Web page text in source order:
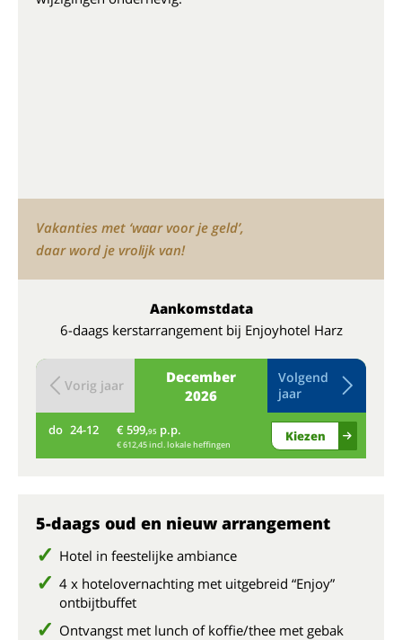
Vakanties met ‘waar voor je geld’,
daar word je vrolijk van!
Aankomstdata
6-daags kerstarrangement bij Enjoyhotel Harz
December
2026
Vorig jaar
Volgend
jaar
do 24-12 € 599,95 p.p.
€ 612,45 incl. lokale heffingen
Kiezen
5-daags oud en nieuw arrangement
Hotel in feestelijke ambiance
4 x hotelovernachting met uitgebreid “Enjoy”
ontbijtbuffet
Ontvangst met lunch of koffie/thee met gebak